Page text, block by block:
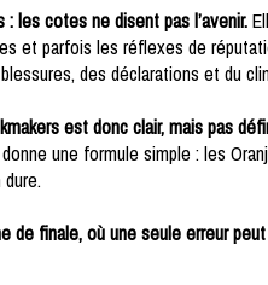
les cotes ne disent pas l’avenir.
et parfois les réflexes de
des déclarations et du
est donc clair, mais pas
une formule simple : les
de finale, où une seule erreur